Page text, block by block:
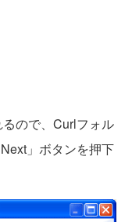
ので、Curlフォル
」ボタンを押下